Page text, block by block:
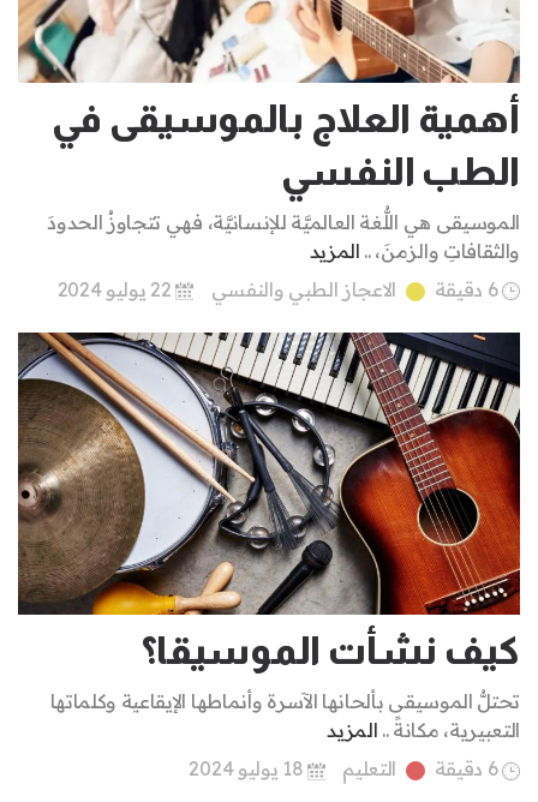
أهمية العلاج بالموسيقى في
الطب النفسي
الموسيقى هي اللُّغة العالميَّة للإنسانيَّة، فهي تتجاوزُ الحدودَ
والثقافاتِ والزمنَ، .. المزيد
6 دقيقة
الاعجاز الطبي والنفسي 22 يوليو 2024
كيف نشأت الموسيقا؟
تحتلُّ الموسيقى بألحانها الآسرة وأنماطها الإيقاعية وكلماتها
التعبيرية، مكانةً .. المزيد
6 دقيقة
التعليم 18 يوليو 2024